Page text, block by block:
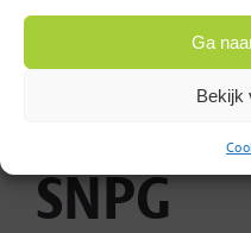
Ga
Bekijk
SNPG